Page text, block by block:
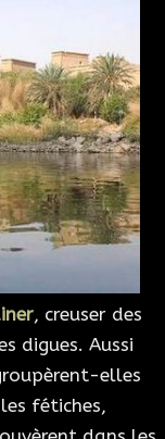
, creuser des
digues. Aussi
elles
fétiches,